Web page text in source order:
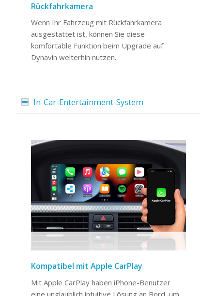
Rückfahrkamera
Wenn Ihr Fahrzeug mit Rückfahrkamera
ausgestattet ist, können Sie diese
komfortable Funktion beim Upgrade auf
Dynavin weiterhin nutzen.
In-Car-Entertainment-System
Kompatibel mit Apple CarPlay
Mit Apple CarPlay haben iPhone-Benutzer
eine unglaublich intuitive Lösung an Bord, um